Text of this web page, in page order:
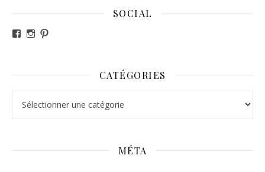
SOCIAL
Voir le profil de revesdefripouilles sur Facebook
Voir le profil de claire_revesdefripouilles sur
CATÉGORIES
MÉTA